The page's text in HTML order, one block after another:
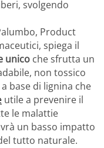
svolgendo
Product
spiega il
unico che sfrutta un
non tossico
base di lignina che
utile a prevenire il
le malattie
un basso impatto
tutto naturale.